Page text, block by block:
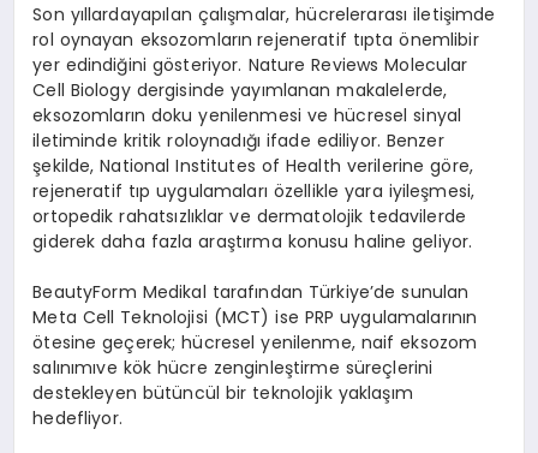
Son yıllardayapılan çalışmalar, hücrelerarası iletişimde
rol oynayan eksozomların rejeneratif tıpta önemlibir
yer edindiğini gösteriyor. Nature Reviews Molecular
Cell Biology dergisinde yayımlanan makalelerde,
eksozomların doku yenilenmesi ve hücresel sinyal
iletiminde kritik roloynadığı ifade ediliyor. Benzer
şekilde, National Institutes of Health verilerine göre,
rejeneratif tıp uygulamaları özellikle yara iyileşmesi,
ortopedik rahatsızlıklar ve dermatolojik tedavilerde
giderek daha fazla araştırma konusu haline geliyor.
BeautyForm Medikal tarafından Türkiye’de sunulan
Meta Cell Teknolojisi (MCT) ise PRP uygulamalarının
ötesine geçerek; hücresel yenilenme, naif eksozom
salınımıve kök hücre zenginleştirme süreçlerini
destekleyen bütüncül bir teknolojik yaklaşım
hedefliyor.